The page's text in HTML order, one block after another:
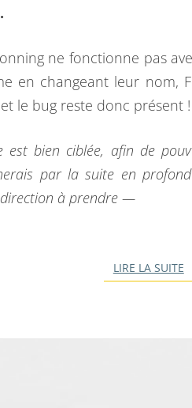
O
N
D
ne fonctionne pas
en changeant leur nom,
le bug reste donc présent !
bien ciblée, afin de
par la suite en
à prendre —
LIRE LA SUITE